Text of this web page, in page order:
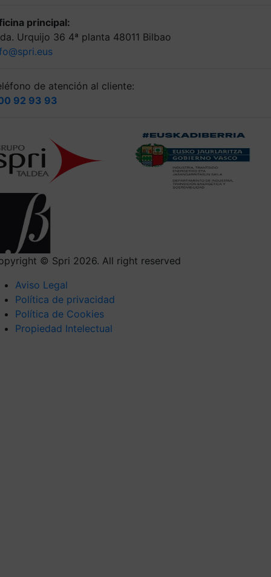
principal:
Urquijo 36 4ª planta 48011 Bilbao
de atención al cliente:
92 93 93
© Spri 2026. All right reserved
Aviso Legal
Política de privacidad
Política de Cookies
Propiedad Intelectual